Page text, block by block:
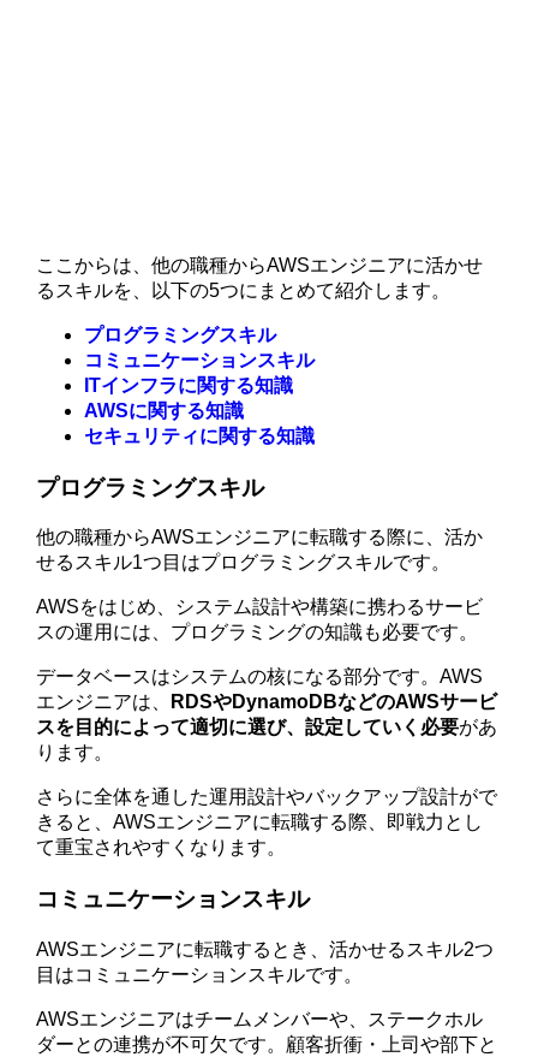
ここからは、他の職種からAWSエンジニアに活かせ
るスキルを、以下の5つにまとめて紹介します。
プログラミングスキル
コミュニケーションスキル
ITインフラに関する知識
AWSに関する知識
セキュリティに関する知識
プログラミングスキル
他の職種からAWSエンジニアに転職する際に、活か
せるスキル1つ目はプログラミングスキルです。
AWSをはじめ、システム設計や構築に携わるサービ
スの運用には、プログラミングの知識も必要です。
データベースはシステムの核になる部分です。AWS
エンジニアは、
RDSやDynamoDBなどのAWSサービ
スを目的によって適切に選び、設定していく必要があ
ります。
さらに全体を通した運用設計やバックアップ設計がで
きると、AWSエンジニアに転職する際、即戦力とし
て重宝されやすくなります。
コミュニケーションスキル
AWSエンジニアに転職するとき、活かせるスキル2つ
目はコミュニケーションスキルです。
AWSエンジニアはチームメンバーや、ステークホル
ダーとの連携が不可欠です。顧客折衝・上司や部下と